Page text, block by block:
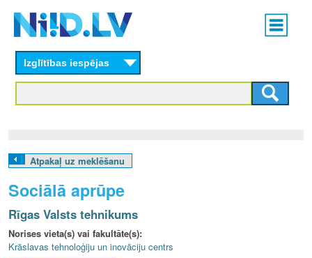
content
Main
menu
L
V
Izglītības iespējas
Atpakaļ uz meklēšanu
Sociālā aprūpe
Rīgas Valsts tehnikums
Norises vieta(s) vai fakultāte(s):
Krāslavas tehnoloģiju un inovāciju centrs